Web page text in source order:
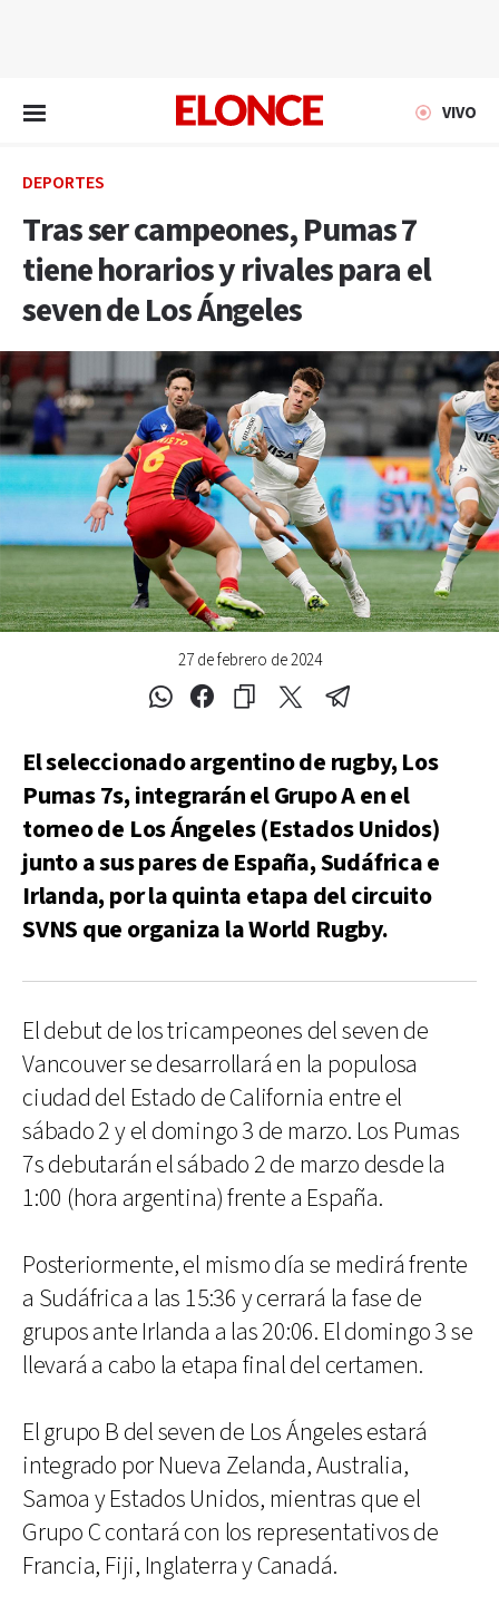
VIVO
DEPORTES
Tras ser campeones, Pumas 7
tiene horarios y rivales para el
seven de Los Ángeles
27 de febrero de 2024
El seleccionado argentino de rugby, Los
Pumas 7s, integrarán el Grupo A en el
torneo de Los Ángeles (Estados Unidos)
junto a sus pares de España, Sudáfrica e
Irlanda, por la quinta etapa del circuito
SVNS que organiza la World Rugby.
El debut de los tricampeones del seven de
Vancouver se desarrollará en la populosa
ciudad del Estado de California entre el
sábado 2 y el domingo 3 de marzo. Los Pumas
7s debutarán el sábado 2 de marzo desde la
1:00 (hora argentina) frente a España.
Posteriormente, el mismo día se medirá frente
a Sudáfrica a las 15:36 y cerrará la fase de
grupos ante Irlanda a las 20:06. El domingo 3 se
llevará a cabo la etapa final del certamen.
El grupo B del seven de Los Ángeles estará
integrado por Nueva Zelanda, Australia,
Samoa y Estados Unidos, mientras que el
Grupo C contará con los representativos de
Francia, Fiji, Inglaterra y Canadá.